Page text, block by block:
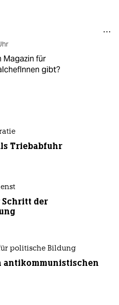
Magazin für
gibt?
Triebabfuhr
der
politische Bildung
antikommunistischen